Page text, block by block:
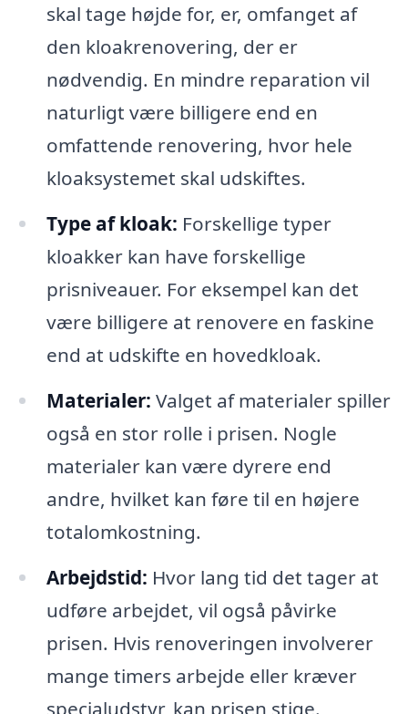
skal tage højde for, er, omfanget af
den kloakrenovering, der er
nødvendig. En mindre reparation vil
naturligt være billigere end en
omfattende renovering, hvor hele
kloaksystemet skal udskiftes.
Type af kloak: Forskellige typer
kloakker kan have forskellige
prisniveauer. For eksempel kan det
være billigere at renovere en faskine
end at udskifte en hovedkloak.
Materialer: Valget af materialer spiller
også en stor rolle i prisen. Nogle
materialer kan være dyrere end
andre, hvilket kan føre til en højere
totalomkostning.
Arbejdstid: Hvor lang tid det tager at
udføre arbejdet, vil også påvirke
prisen. Hvis renoveringen involverer
mange timers arbejde eller kræver
specialudstyr, kan prisen stige.